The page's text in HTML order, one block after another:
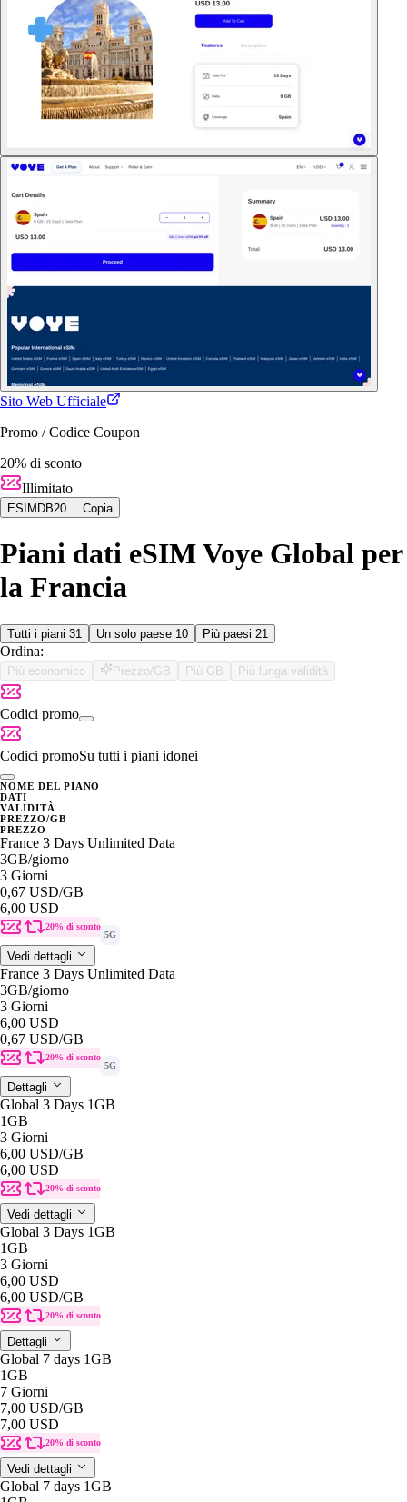
Sito Web Ufficiale
Promo / Codice Coupon
20% di sconto
Illimitato
ESIMDB20 Copia
Piani dati eSIM Voye Global per
la Francia
Tutti i piani 31 Un solo paese 10 Più paesi 21
Ordina:
Più economico Prezzo/GB Più GB Più lunga validità
Codici promo
Codici promoSu tutti i piani idonei
NOME DEL PIANO
DATI
VALIDITÀ
PREZZO/GB
PREZZO
France 3 Days Unlimited Data
3GB/giorno
3 Giorni
0,67 USD/GB
6,00 USD
20% di sconto
5G
Vedi dettagli
France 3 Days Unlimited Data
3GB/giorno
3 Giorni
6,00 USD
0,67 USD/GB
20% di sconto
5G
Dettagli
Global 3 Days 1GB
1GB
3 Giorni
6,00 USD/GB
6,00 USD
20% di sconto
Vedi dettagli
Global 3 Days 1GB
1GB
3 Giorni
6,00 USD
6,00 USD/GB
20% di sconto
Dettagli
Global 7 days 1GB
1GB
7 Giorni
7,00 USD/GB
7,00 USD
20% di sconto
Vedi dettagli
Global 7 days 1GB